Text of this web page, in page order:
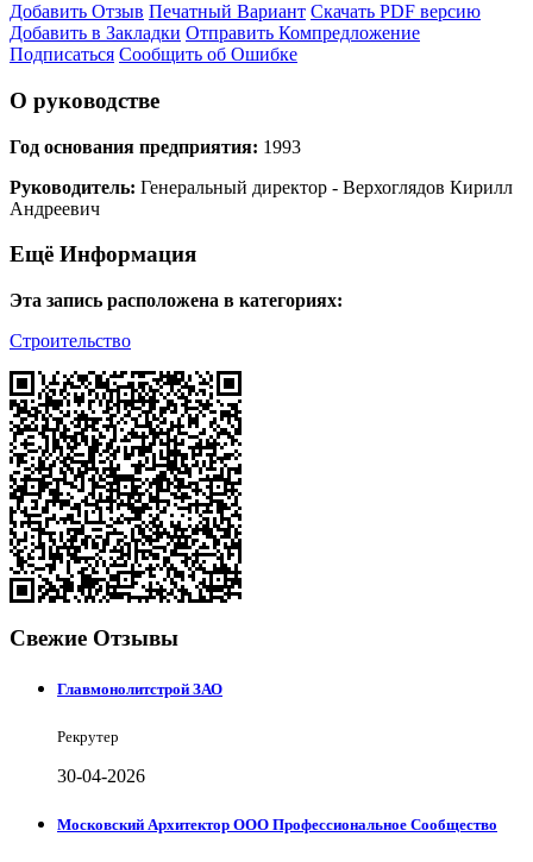
Добавить Отзыв Печатный Вариант Скачать PDF версию
Добавить в Закладки Отправить Компредложение
Подписаться Сообщить об Ошибке
О руководстве
Год основания предприятия: 1993
Руководитель: Генеральный директор - Верхоглядов Кирилл
Андреевич
Ещё Информация
Эта запись расположена в категориях:
Строительство
Свежие Отзывы
Главмонолитстрой ЗАО
Рекрутер
30-04-2026
Московский Архитектор ООО Профессиональное Сообщество